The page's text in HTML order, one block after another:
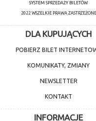
SYSTEM SPRZEDAŻY BILETÓW
2022 WSZELKIE PRAWA ZASTRZEŻONE
DLA KUPUJĄCYCH
POBIERZ BILET
KOMUNIKATY, ZMIANY
NEWSLETTER
KONTAKT
INFORMACJE